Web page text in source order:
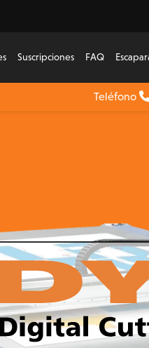
Suscripciones FAQ
Teléfono